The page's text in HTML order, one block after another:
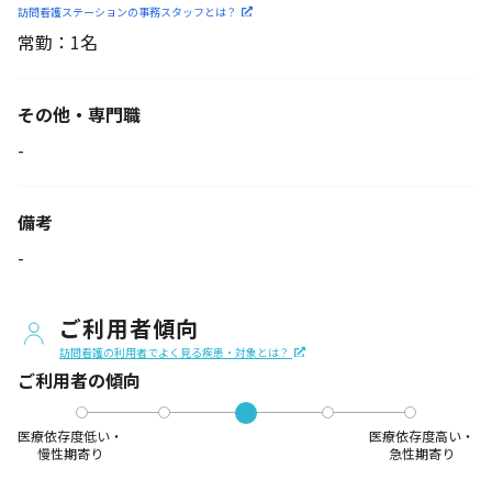
訪問看護ステーションの事務スタッフとは？
常勤：1名
その他・専門職
-
備考
-
ご利用者傾向
訪問看護の利用者でよく見る疾患・対象とは？
ご利用者の傾向
医療依存度低い・
慢性期寄り
医療依存度高い・
急性期寄り